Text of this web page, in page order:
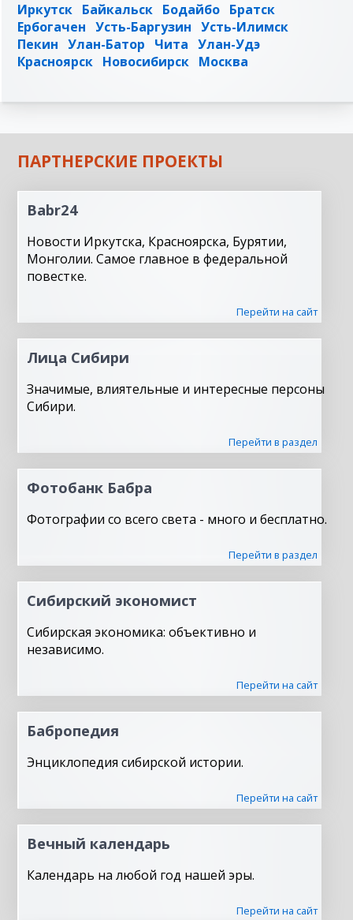
Иркутск Байкальск Бодайбо Братск
Ербогачен Усть-Баргузин Усть-Илимск
Пекин Улан-Батор Чита Улан-Удэ
Красноярск Новосибирск Москва
ПАРТНЕРСКИЕ ПРОЕКТЫ
Babr24
Новости Иркутска, Красноярска, Бурятии,
Монголии. Самое главное в федеральной
повестке.
Перейти на сайт
Лица Сибири
Значимые, влиятельные и интересные персоны
Сибири.
Перейти в раздел
Фотобанк Бабра
Фотографии со всего света - много и бесплатно.
Перейти в раздел
Сибирский экономист
Сибирская экономика: объективно и
независимо.
Перейти на сайт
Бабропедия
Энциклопедия сибирской истории.
Перейти на сайт
Вечный календарь
Календарь на любой год нашей эры.
Перейти на сайт